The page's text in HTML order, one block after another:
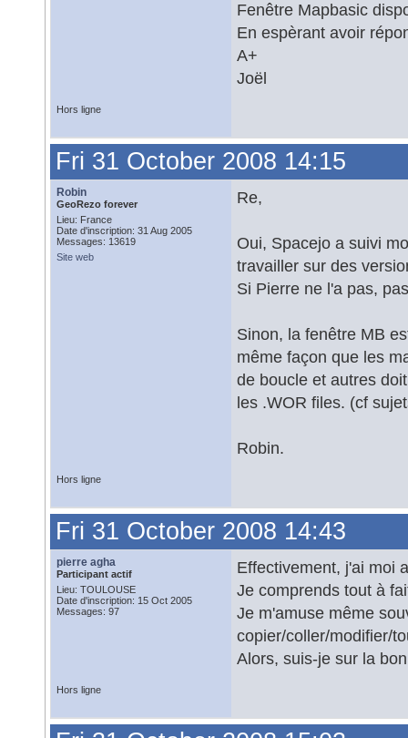
Fenêtre Mapbasic
En espèrant avoir
A+
Joël
Hors ligne
Fri 31 October 2008 14:15
Robin
GeoRezo forever
Lieu: France
Date d'inscription: 31 Aug 2005
Messages: 13619
Site web
Re,
Oui, Spacejo a suivi
travailler sur des
Si Pierre ne l'a pas,
Sinon, la fenêtre MB
même façon que les
de boucle et autres
les .WOR files. (cf
Robin.
Hors ligne
Fri 31 October 2008 14:43
pierre agha
Participant actif
Lieu: TOULOUSE
Date d'inscription: 15 Oct 2005
Messages: 97
Effectivement, j'ai moi
Je comprends tout à
Je m'amuse même
copier/coller/modifier/
Alors, suis-je sur la
Hors ligne